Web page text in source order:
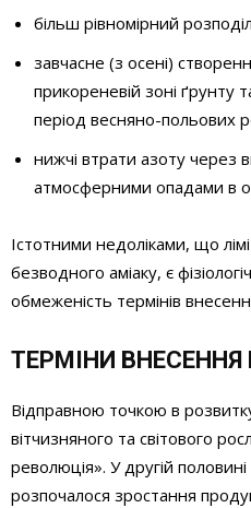
більш рівномірний
завчасне (з осені)
прикореневій зоні ґрунту
період весняно-польових
нижчі втрати азоту через
атмосферними опадами в
Істотними недоліками, що
безводного аміаку, є
обмеженість термінів
ТЕРМІНИ ВНЕСЕННЯ
Відправною точкою в
вітчизняного та світового
революція». У другій
розпочалося зростання